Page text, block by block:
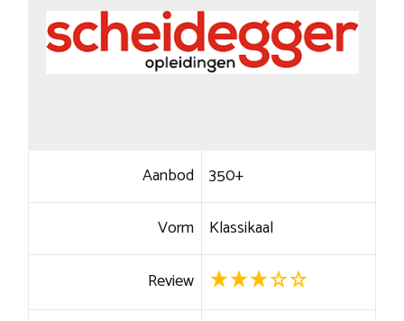
Aanbod 350+
Vorm Klassikaal
Review